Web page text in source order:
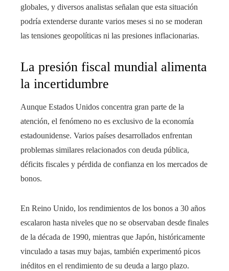
globales, y diversos analistas señalan que esta situación
podría extenderse durante varios meses si no se moderan
las tensiones geopolíticas ni las presiones inflacionarias.
La presión fiscal mundial alimenta
la incertidumbre
Aunque Estados Unidos concentra gran parte de la
atención, el fenómeno no es exclusivo de la economía
estadounidense. Varios países desarrollados enfrentan
problemas similares relacionados con deuda pública,
déficits fiscales y pérdida de confianza en los mercados de
bonos.
En Reino Unido, los rendimientos de los bonos a 30 años
escalaron hasta niveles que no se observaban desde finales
de la década de 1990, mientras que Japón, históricamente
vinculado a tasas muy bajas, también experimentó picos
inéditos en el rendimiento de su deuda a largo plazo.